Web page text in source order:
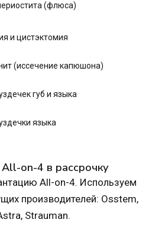
(флюса)
и цистэктомия
(иссечение капюшона)
губ и языка
языка
on-4 в рассрочку
All-on-4. Используем
производителей: Osstem,
Strauman.